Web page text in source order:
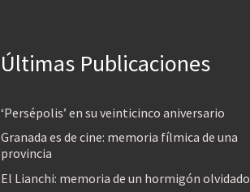
Últimas Publicaciones
‘Persépolis’ en su veinticinco aniversario
Granada es de cine: memoria fílmica de una
provincia
El Lianchi: memoria de un hormigón olvidado